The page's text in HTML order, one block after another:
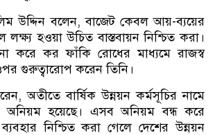
উদ্দিন বলেন, বাজেট কেবল আয়-ব্যয়ের
হওয়া উচিত বাস্তবায়ন নিশ্চিত করা।
করে কর ফাঁকি রোধের মাধ্যমে রাজস্ব
গুরুত্বারোপ করেন তিনি।
অতীতে বার্ষিক উন্নয়ন কর্মসূচির নামে
হয়েছে। এসব অনিয়ম বন্ধ করে
নিশ্চিত করা গেলে দেশের উন্নয়ন